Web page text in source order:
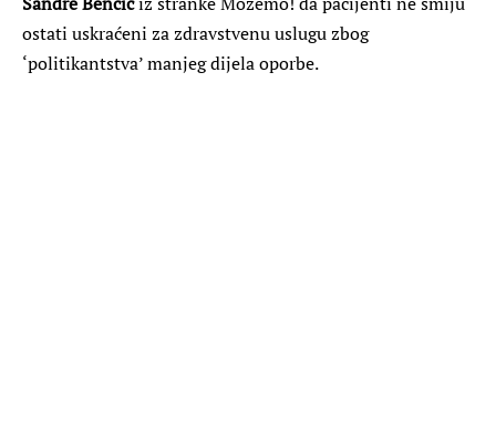
ostati uskraćeni za zdravstvenu uslugu zbog
‘politikantstva’ manjeg dijela oporbe.